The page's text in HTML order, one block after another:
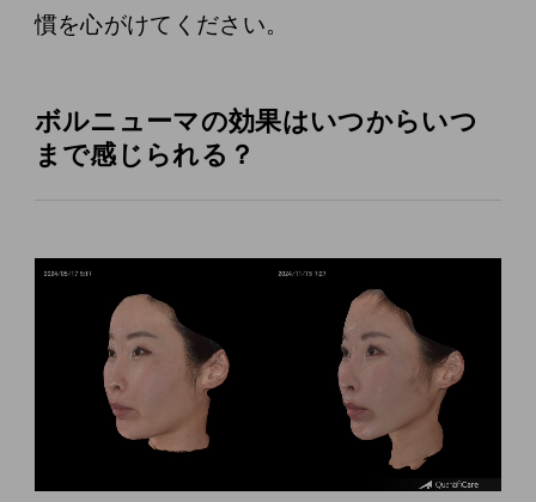
慣を心がけてください。
ボルニューマの効果はいつからいつ
まで感じられる？